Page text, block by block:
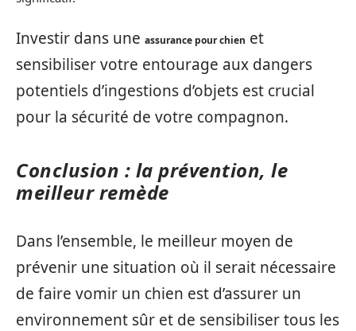
Investir dans une assurance pour chien et
sensibiliser votre entourage aux dangers
potentiels d’ingestions d’objets est crucial
pour la sécurité de votre compagnon.
Conclusion : la prévention, le
meilleur remède
Dans l’ensemble, le meilleur moyen de
prévenir une situation où il serait nécessaire
de faire vomir un chien est d’assurer un
environnement sûr et de sensibiliser tous les